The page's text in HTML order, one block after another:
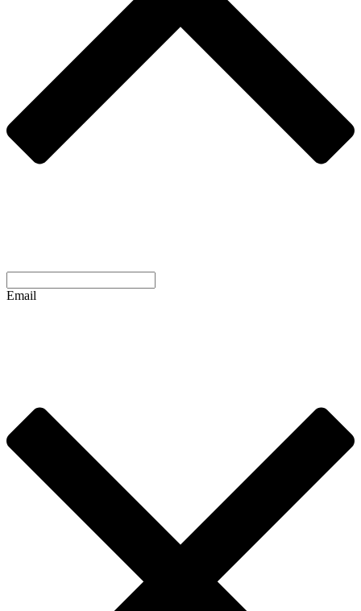
Email